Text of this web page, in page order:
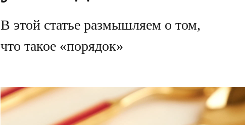
В этой статье размышляем о том,
что такое «порядок»